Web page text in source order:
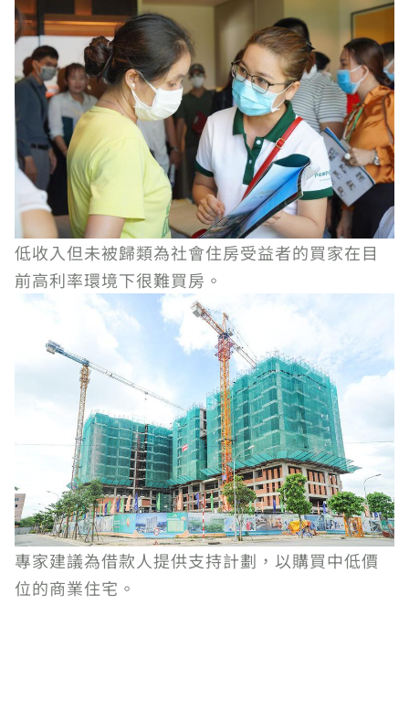
低收入但未被歸類為社會住房受益者的買家在目
前高利率環境下很難買房。
專家建議為借款人提供支持計劃，以購買中低價
位的商業住宅。